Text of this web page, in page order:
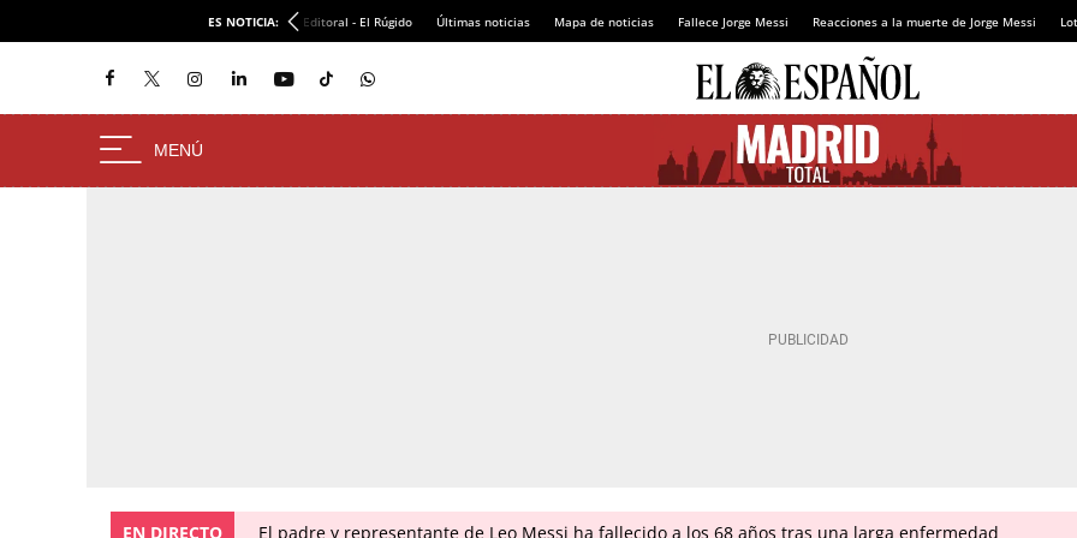
ES NOTICIA: Editoral - El Rúgido Últimas noticias Mapa de noticias Fallece Jorge Messi Reacciones a la muerte de Jorge Messi
EN DIRECTO El padre y representante de Leo Messi ha fallecido a los 68 años tras una larga enfermedad